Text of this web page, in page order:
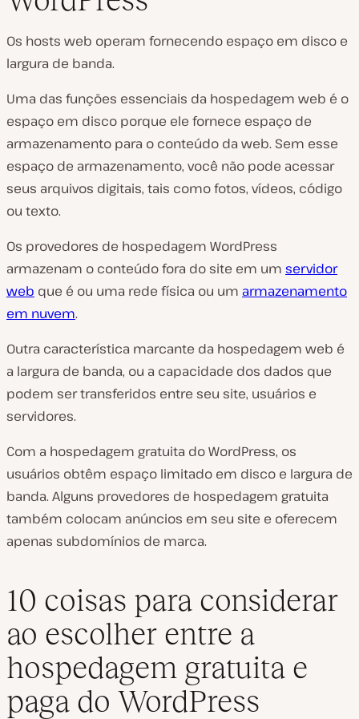
Os hosts web operam fornecendo espaço em disco e
largura de banda.
Uma das funções essenciais da hospedagem web é o
espaço em disco porque ele fornece espaço de
armazenamento para o conteúdo da web. Sem esse
espaço de armazenamento, você não pode acessar
seus arquivos digitais, tais como fotos, vídeos, código
ou texto.
Os provedores de hospedagem WordPress
armazenam o conteúdo fora do site em um servidor
web que é ou uma rede física ou um armazenamento
em nuvem.
Outra característica marcante da hospedagem web é
a largura de banda, ou a capacidade dos dados que
podem ser transferidos entre seu site, usuários e
servidores.
Com a hospedagem gratuita do WordPress, os
usuários obtêm espaço limitado em disco e largura de
banda. Alguns provedores de hospedagem gratuita
também colocam anúncios em seu site e oferecem
apenas subdomínios de marca.
10 coisas para considerar
ao escolher entre a
hospedagem gratuita e
paga do WordPress